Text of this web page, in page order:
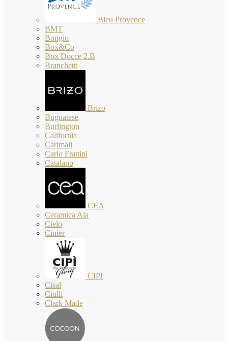
Bleu Provence
BMT
Bongio
Box&Co
Box Docce 2.B
Branchetti
Brizo
Bugnatese
Burlington
California
Carimali
Carlo Frattini
Catalano
CEA
Ceramica Ala
Cielo
Cinier
CIPI
Cisal
Ciulli
Clark Made